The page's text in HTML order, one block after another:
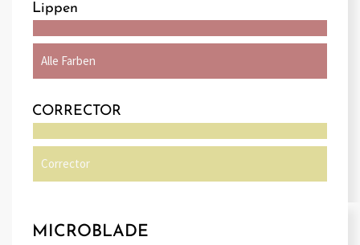
Lippen
Alle Farben
CORRECTOR
Corrector
MICROBLADE